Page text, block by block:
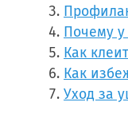
Почему
Как
Как
Уход за